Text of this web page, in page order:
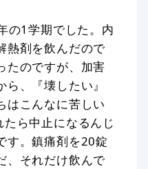
の1学期でした。内
熱剤を飲んだので
たのですが、加害
、『壊したい』
はこんなに苦しい
ら中止になるんじ
す。鎮痛剤を20錠
、それだけ飲んで